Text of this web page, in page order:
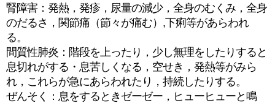
腎障害：発熱，発疹，尿量の減少，全身のむくみ，全身
のだるさ，関節痛（節々が痛む）,下痢等があらわれ
る。
間質性肺炎：階段を上ったり，少し無理をしたりすると
息切れがする・息苦しくなる，空せき，発熱等がみら
れ，これらが急にあらわれたり，持続したりする。
ぜんそく：息をするときゼーゼー，ヒューヒューと鳴